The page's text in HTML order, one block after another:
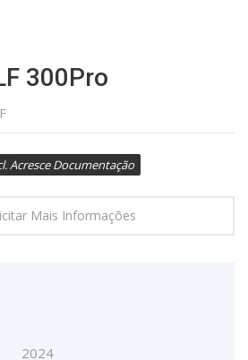
300Pro
Acresce Documentação
Mais Informações
2024